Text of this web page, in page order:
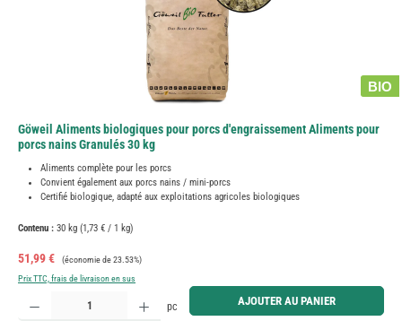
BIO
Göweil Aliments biologiques pour porcs d'engraissement Aliments pour
porcs nains Granulés 30 kg
Aliments complète pour les porcs
Convient également aux porcs nains / mini-porcs
Certifié biologique, adapté aux exploitations agricoles biologiques
Contenu : 30 kg (1,73 € / 1 kg)
Prix de vente :
51,99 € Prix régulier :
(économie de 23.53%)
Prix TTC, frais de livraison en sus
Quantité de produit : Entrez la quantité souhaitée ou utilisez les boutons pour augmenter ou
pc AJOUTER AU PANIER